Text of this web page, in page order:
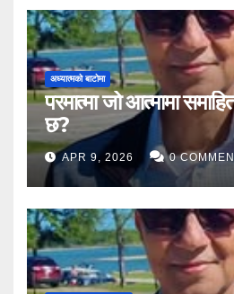
अध्यात्मको बाटोमा
परमात्मा जो आत्मामा
छ?
APR 9, 2026 0